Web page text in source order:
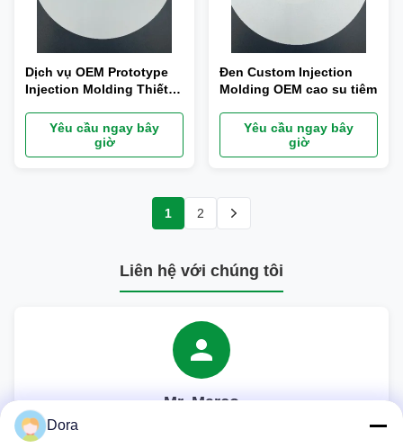
Dịch vụ OEM Prototype
Injection Molding Thiết bị
Yêu cầu ngay bây
giờ
Đen Custom Injection
Molding OEM cao su tiêm
Yêu cầu ngay bây
giờ
1 2
Liên hệ với chúng tôi
Mr. Marco
Dora